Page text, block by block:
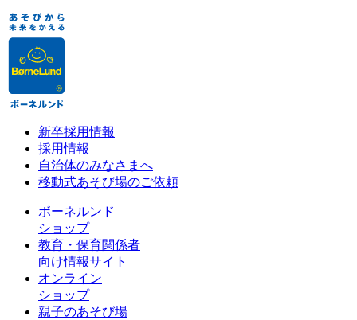
新卒採用情報
採用情報
自治体のみなさまへ
移動式あそび場のご依頼
ボーネルンド
ショップ
教育・保育関係者
向け情報サイト
オンライン
ショップ
親子のあそび場